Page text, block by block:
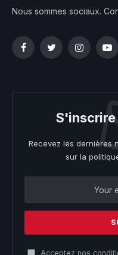
Nous sommes sociaux.
FacebookTwitterInstagram
S'inscrire
Recevez les dernières
sur la
Acceptez nos